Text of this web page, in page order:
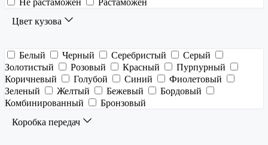
Не растаможен
Растаможен
Цвет кузова
Белый Черный Серебристый
Серый
Золотистый
Розовый Красный
Пурпурный
Коричневый
Голубой Синий
Фиолетовый
Зеленый
Желтый Бежевый
Бордовый
Комбинированный
Бронзовый
Коробка передач